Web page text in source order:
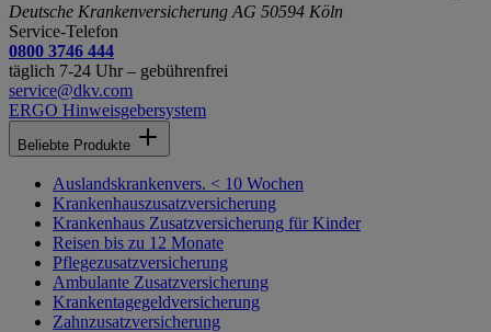
Deutsche Krankenversicherung AG 50594 Köln
Service-Telefon
0800 3746 444
täglich 7-24 Uhr – gebührenfrei
service@dkv.com
ERGO Hinweisgebersystem
Beliebte Produkte
Auslandskrankenvers. < 10 Wochen
Krankenhauszusatzversicherung
Krankenhaus Zusatzversicherung für Kinder
Reisen bis zu 12 Monate
Pflegezusatzversicherung
Ambulante Zusatzversicherung
Krankentagegeldversicherung
Zahnzusatzversicherung